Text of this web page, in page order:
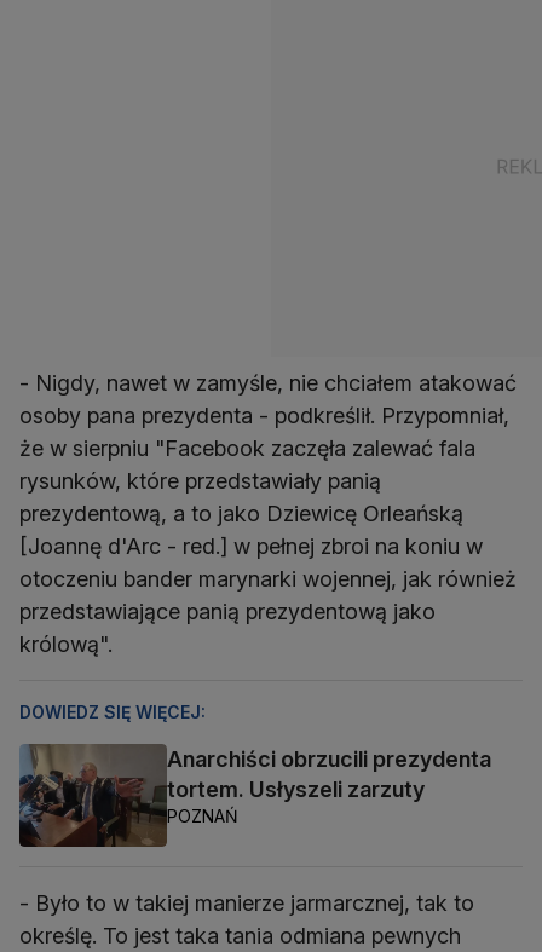
- Nigdy, nawet w zamyśle, nie chciałem atakować
osoby pana prezydenta - podkreślił. Przypomniał,
że w sierpniu "Facebook zaczęła zalewać fala
rysunków, które przedstawiały panią
prezydentową, a to jako Dziewicę Orleańską
[Joannę d'Arc - red.] w pełnej zbroi na koniu w
otoczeniu bander marynarki wojennej, jak również
przedstawiające panią prezydentową jako
królową".
DOWIEDZ SIĘ WIĘCEJ:
Anarchiści obrzucili prezydenta
tortem. Usłyszeli zarzuty
POZNAŃ
- Było to w takiej manierze jarmarcznej, tak to
określę. To jest taka tania odmiana pewnych